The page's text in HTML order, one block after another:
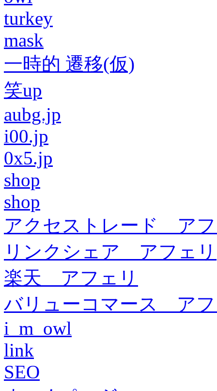
turkey
mask
一時的 遷移(仮)
笑up
aubg.jp
i00.jp
0x5.jp
shop
shop
アクセストレード ア
リンクシェア アフェリ
楽天 アフェリ
バリューコマース ア
i_m_owl
link
SEO